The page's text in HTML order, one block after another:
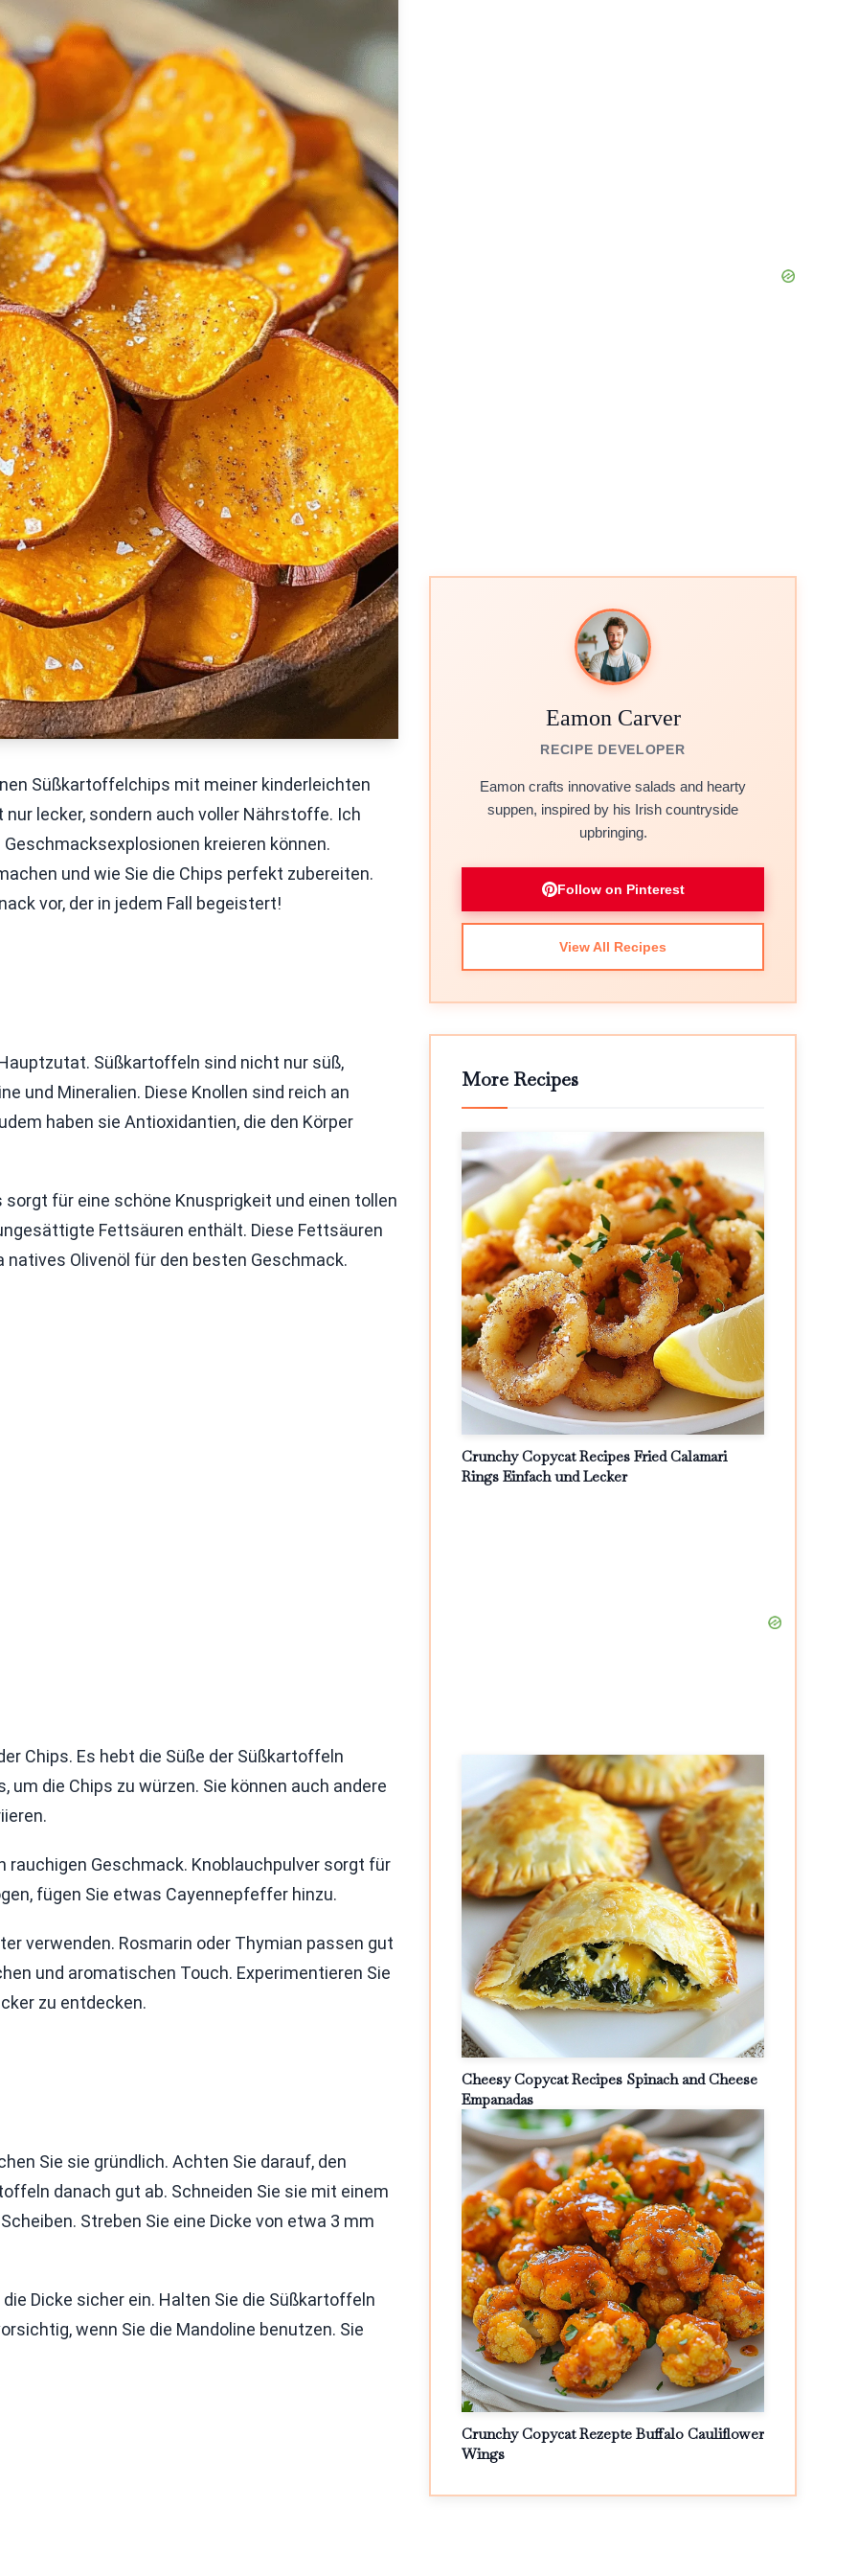
Süßkartoffelchips mit meiner kinderleichten
lecker, sondern auch voller Nährstoffe. Ich
kreieren können.
und wie Sie die Chips perfekt zubereiten.
vor, der in jedem Fall begeistert!
Süßkartoffeln sind nicht nur süß,
und Mineralien. Diese Knollen sind reich an
haben sie Antioxidantien, die den Körper
für eine schöne Knusprigkeit und einen tollen
Fettsäuren enthält. Diese Fettsäuren
Olivenöl für den besten Geschmack.
Chips. Es hebt die Süße der Süßkartoffeln
um die Chips zu würzen. Sie können auch andere
rauchigen Geschmack. Knoblauchpulver sorgt für
fügen Sie etwas Cayennepfeffer hinzu.
verwenden. Rosmarin oder Thymian passen gut
und aromatischen Touch. Experimentieren Sie
zu entdecken.
Sie sie gründlich. Achten Sie darauf, den
danach gut ab. Schneiden Sie sie mit einem
Streben Sie eine Dicke von etwa 3 mm
Dicke sicher ein. Halten Sie die Süßkartoffeln
wenn Sie die Mandoline benutzen. Sie
Eamon Carver
RECIPE DEVELOPER
Eamon crafts innovative salads and hearty
suppen, inspired by his Irish countryside
upbringing.
Follow on Pinterest
View All Recipes
More Recipes
Crunchy Copycat Recipes Fried Calamari
Rings Einfach und Lecker
Cheesy Copycat Recipes Spinach and Cheese
Empanadas
Crunchy Copycat Rezepte Buffalo Cauliflower
Wings